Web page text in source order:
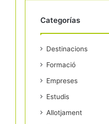
Categorías
Destinacions
Formació
Empreses
Estudis
Allotjament